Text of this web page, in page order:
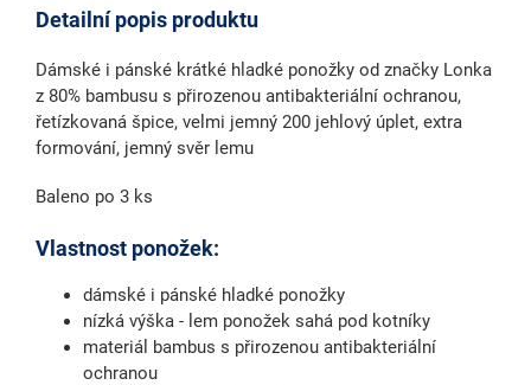
Detailní popis produktu
Dámské i pánské krátké hladké ponožky od značky Lonka
z 80% bambusu s přirozenou antibakteriální ochranou,
řetízkovaná špice, velmi jemný 200 jehlový úplet, extra
formování, jemný svěr lemu
Baleno po 3 ks
Vlastnost ponožek:
dámské i pánské hladké ponožky
nízká výška - lem ponožek sahá pod kotníky
materiál bambus s přirozenou antibakteriální
ochranou